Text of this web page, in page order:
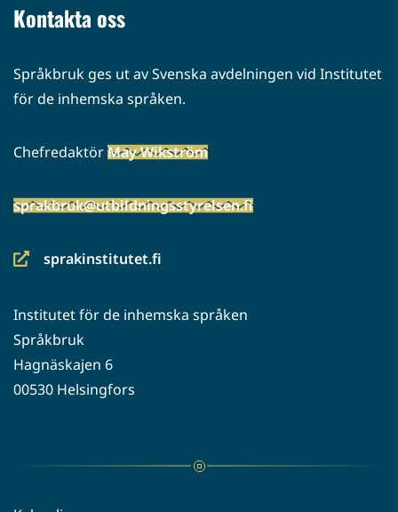
Kontakta oss
Språkbruk ges ut av Svenska avdelningen vid Institutet
för de inhemska språken.
ChefredaktörMay Wikström
sprakbruk@utbildningsstyrelsen.fi
sprakinstitutet.fi
(siirryt
palveluun)
Institutet för de inhemska språken
Språkbruk
Hagnäskajen 6
00530 Helsingfors